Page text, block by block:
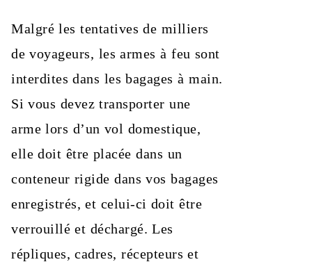
Malgré les tentatives de milliers
de voyageurs, les armes à feu sont
interdites dans les bagages à main.
Si vous devez transporter une
arme lors d’un vol domestique,
elle doit être placée dans un
conteneur rigide dans vos bagages
enregistrés, et celui-ci doit être
verrouillé et déchargé. Les
répliques, cadres, récepteurs et